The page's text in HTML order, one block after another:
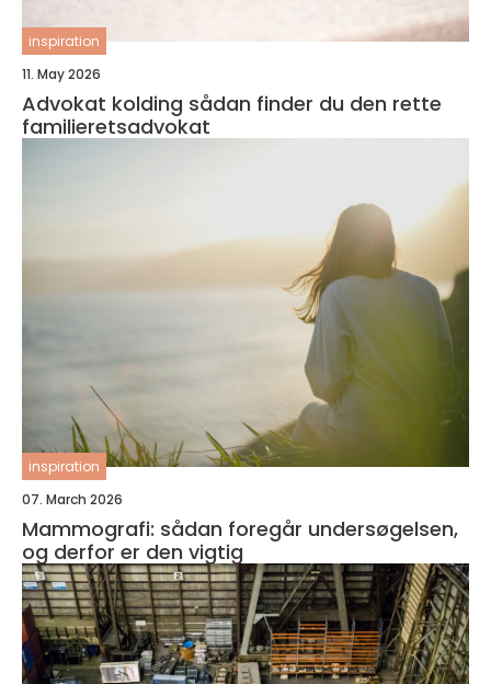
inspiration
11. May 2026
Advokat kolding sådan finder du den rette
familieretsadvokat
inspiration
07. March 2026
Mammografi: sådan foregår undersøgelsen,
og derfor er den vigtig